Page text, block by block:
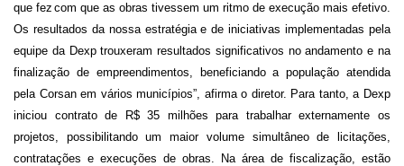
que fez com que as obras tivessem um ritmo de execução mais efetivo.
Os resultados da nossa estratégia e de iniciativas implementadas pela
equipe da Dexptrouxeram resultados significativos no andamento e na
finalização de empreendimentos, beneficiando a população atendida
pela Corsan em vários municípios”, afirma o diretor. Para tanto, a Dexp
iniciou contrato de R$ 35 milhõesparatrabalharexternamenteos
projetos, possibilitandoummaior volume simultâneo de licitações,
contratações e execuções de obras. Na área de fiscalização, estão